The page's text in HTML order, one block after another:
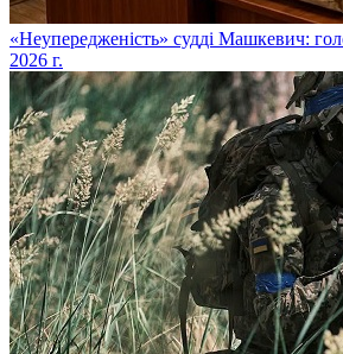
​«Неупередженість» судді Машкевич:
2026 г.